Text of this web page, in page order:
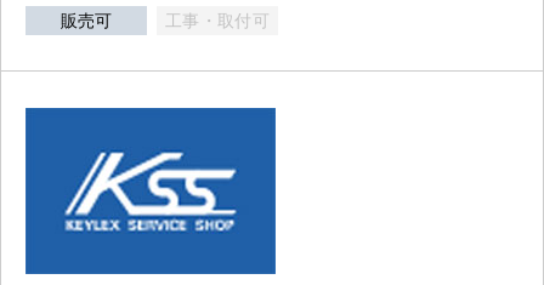
販売可 工事・取付可